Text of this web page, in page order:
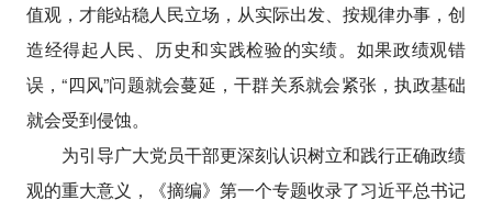
值观，才能站稳人民立场，从实际出发、按规律办事，创
造经得起人民、历史和实践检验的实绩。如果政绩观错
误，“四风”问题就会蔓延，干群关系就会紧张，执政基础
就会受到侵蚀。
为引导广大党员干部更深刻认识树立和践行正确政绩
观的重大意义，《摘编》第一个专题收录了习近平总书记